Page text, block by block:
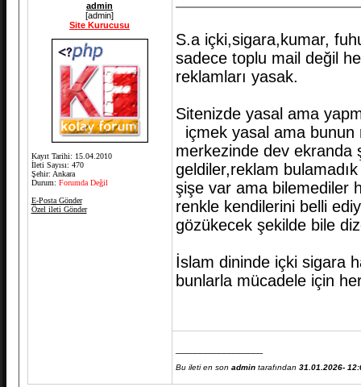
admin
[admin]
Site Kurucusu
Kayıt Tarihi: 15.04.2010
İleti Sayısı: 470
Şehir: Ankara
Durum: Forumda Değil
E-Posta Gönder
Özel ileti Gönder
S.a içki,sigara,kumar,
sadece toplu mail değil
reklamları yasak.
Sitenizde yasal ama
içmek yasal ama bunun
merkezinde dev ekranda
geldiler,reklam
şişe var ama bilemediler
renkle kendilerini belli
gözükecek şekilde bile
İslam dininde içki sigara
bunlarla mücadele için
Bu ileti en son admintarafından 31.01.2026-